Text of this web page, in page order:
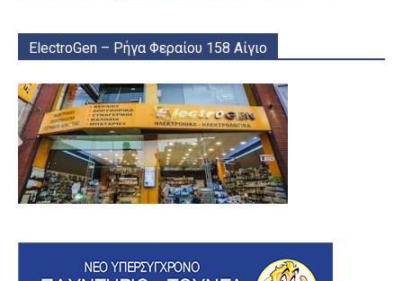
ElectroGen – Ρήγα Φεραίου 158 Αίγιο